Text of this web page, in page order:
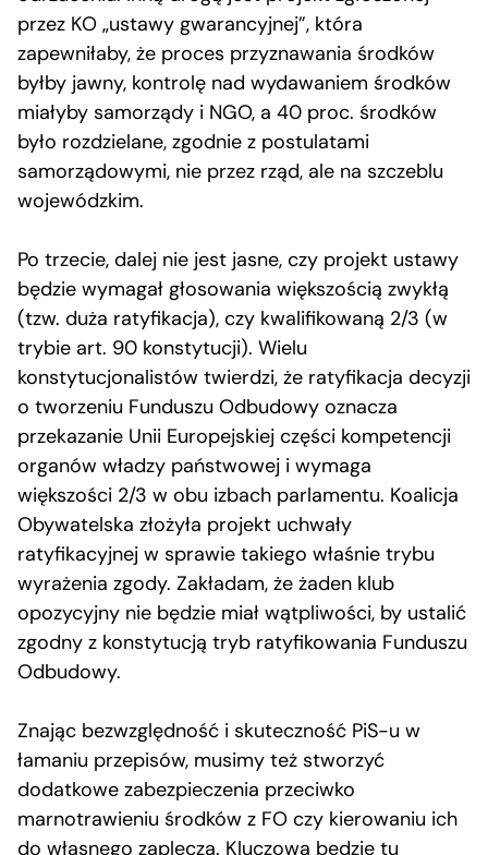
przez KO „ustawy gwarancyjnej”, która
zapewniłaby, że proces przyznawania środków
byłby jawny, kontrolę nad wydawaniem środków
miałyby samorządy i NGO, a 40 proc. środków
było rozdzielane, zgodnie z postulatami
samorządowymi, nie przez rząd, ale na szczeblu
wojewódzkim.
Po trzecie, dalej nie jest jasne, czy projekt ustawy
będzie wymagał głosowania większością zwykłą
(tzw. duża ratyfikacja), czy kwalifikowaną 2/3 (w
trybie art. 90 konstytucji). Wielu
konstytucjonalistów twierdzi, że ratyfikacja decyzji
o tworzeniu Funduszu Odbudowy oznacza
przekazanie Unii Europejskiej części kompetencji
organów władzy państwowej i wymaga
większości 2/3 w obu izbach parlamentu. Koalicja
Obywatelska złożyła projekt uchwały
ratyfikacyjnej w sprawie takiego właśnie trybu
wyrażenia zgody. Zakładam, że żaden klub
opozycyjny nie będzie miał wątpliwości, by ustalić
zgodny z konstytucją tryb ratyfikowania Funduszu
Odbudowy.
Znając bezwzględność i skuteczność PiS-u w
łamaniu przepisów, musimy też stworzyć
dodatkowe zabezpieczenia przeciwko
marnotrawieniu środków z FO czy kierowaniu ich
do własnego zaplecza. Kluczowa będzie tu